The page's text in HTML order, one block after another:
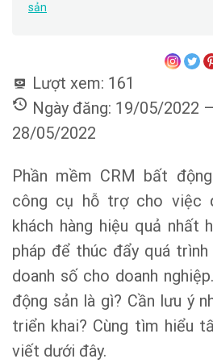
sản
Lượt xem: 161
Ngày đăng: 19/05/2022
28/05/2022
Phần mềm CRM bất
công cụ hỗ trợ cho việc
khách hàng hiệu quả nhất
pháp để thúc đẩy quá trình
doanh số cho doanh
động sản là gì? Cần lưu ý
triển khai? Cùng tìm hiểu
viết dưới đây.